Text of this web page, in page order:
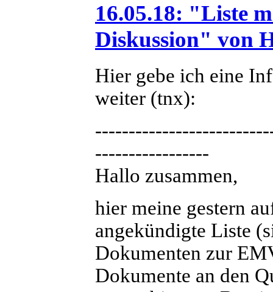
16.05.18: "Liste
Diskussion" von
Hier gebe ich eine
weiter (tnx):
-----------------
Hallo zusammen,
hier meine gestern
angekündigte Liste
Dokumenten zur
Dokumente an den